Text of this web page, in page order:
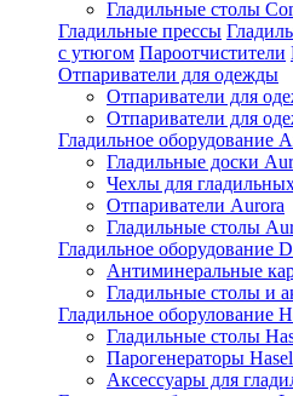
Гладильные столы
Гладильные прессы
с утюгом Пароотчистители
Отпариватели для одежды
Отпариватели для
Отпариватели для
Гладильное оборудование
Гладильные доски
Чехлы для
Отпариватели Aurora
Гладильные столы
Гладильное оборудование
Антиминеральные
Гладильные столы и
Гладильное оборулование
Гладильные столы
Парогенераторы Hasel
Аксессуары для